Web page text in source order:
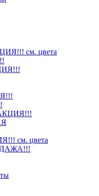
см. цвета
см. цвета